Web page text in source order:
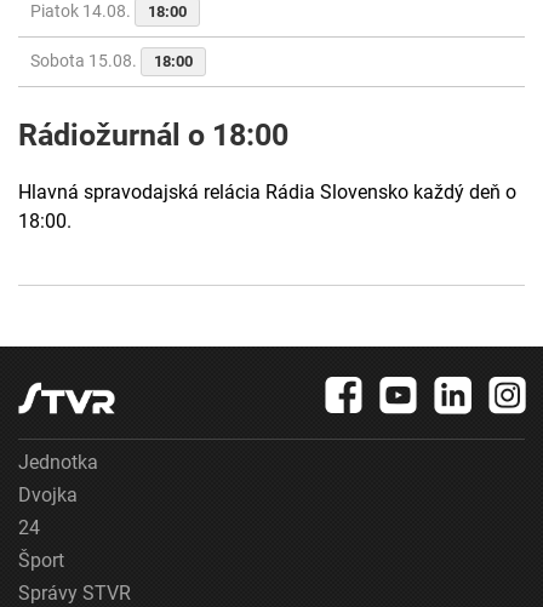
Piatok 14.08. 18:00
Sobota 15.08. 18:00
Rádiožurnál o 18:00
Hlavná spravodajská relácia Rádia Slovensko každý deň o
18:00.
Jednotka
Dvojka
24
Šport
Správy STVR